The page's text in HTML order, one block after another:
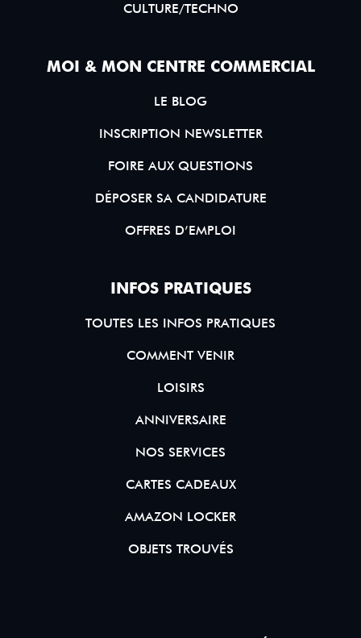
CULTURE/TECHNO
MOI & MON CENTRE COMMERCIAL
LE BLOG
INSCRIPTION NEWSLETTER
FOIRE AUX QUESTIONS
DÉPOSER SA CANDIDATURE
OFFRES D’EMPLOI
INFOS PRATIQUES
TOUTES LES INFOS PRATIQUES
COMMENT VENIR
LOISIRS
ANNIVERSAIRE
NOS SERVICES
CARTES CADEAUX
AMAZON LOCKER
OBJETS TROUVÉS